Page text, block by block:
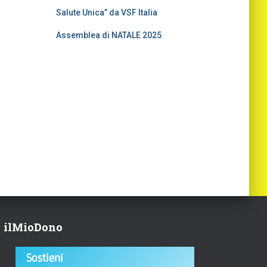
Salute Unica” da VSF Italia
Assemblea di NATALE 2025
ilMioDono
Sostieni